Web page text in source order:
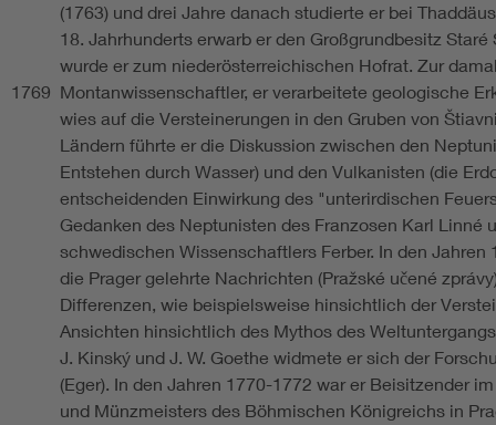
1769
(1763) und drei Jahre danach studierte er bei
18. Jahrhunderts erwarb er den Großgrundbesitz Staré
wurde er zum niederösterreichischen Hofrat. Zur
Montanwissenschaftler, er verarbeitete geologische
wies auf die Versteinerungen in den Gruben von
Ländern führte er die Diskussion zwischen den
Entstehen durch Wasser) und den Vulkanisten (die
entscheidenden Einwirkung des "unterirdischen
Gedanken des Neptunisten des Franzosen Karl Linné
schwedischen Wissenschaftlers Ferber. In den
die Prager gelehrte Nachrichten (Pražské učené
Differenzen, wie beispielsweise hinsichtlich der
Ansichten hinsichtlich des Mythos des
J. Kinský und J. W. Goethe widmete er sich der
(Eger). In den Jahren 1770-1772 war er Beisitzender
und Münzmeisters des Böhmischen Königreichs in